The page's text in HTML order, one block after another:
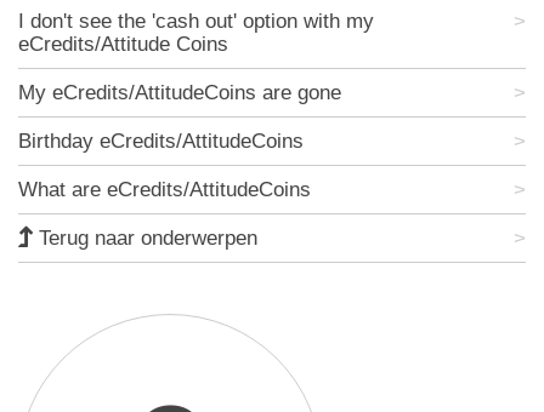
I don't see the 'cash out' option with my
eCredits/Attitude Coins
My eCredits/AttitudeCoins are gone
Birthday eCredits/AttitudeCoins
What are eCredits/AttitudeCoins
Terug naar onderwerpen